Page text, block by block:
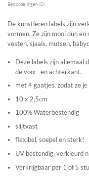
Beoordelingen (0)
De kunstleren labels zijn
vormen. Ze zijn mooi dun
vesten, sjaals, mutsen,
Deze labels zijn allemaal
de voor- en achterkant.
met 4 gaatjes, zodat ze
10 x 2,5cm
100% Waterbestendig
slijtvast
flexibel, soepel en sterk!
UV bestendig, verkleurd
Verkrijgbaar per 1 of 5